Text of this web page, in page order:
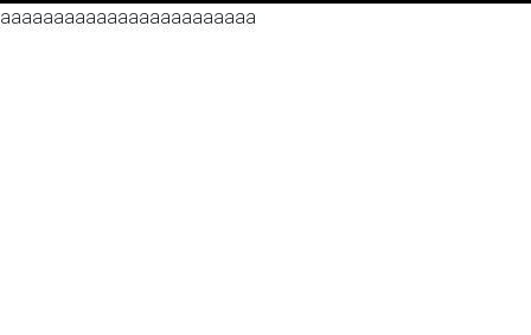
aaaaaaaaaaaaaaaaaaaaaaaa